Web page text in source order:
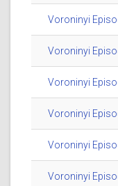
Voroninyi
Voroninyi
Voroninyi
Voroninyi
Voroninyi
Voroninyi